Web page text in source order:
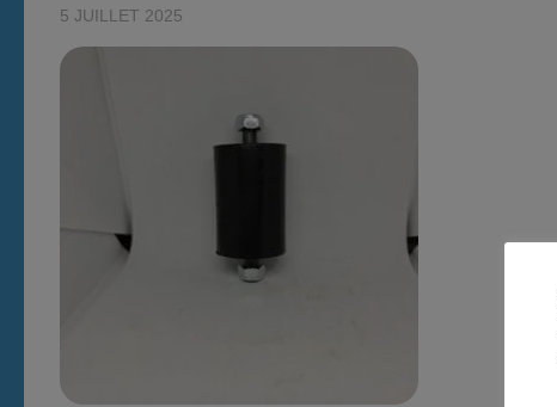
5 JUILLET 2025